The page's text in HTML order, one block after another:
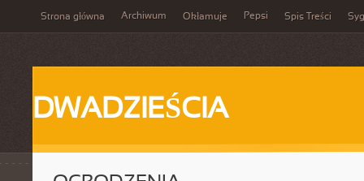
Strona główna Archiwum Okłamuje Pepsi Spis Treści
DWADZIEŚCIA